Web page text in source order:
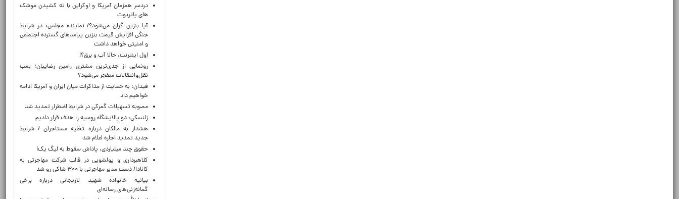
دردسر همزمان آمریکا و اوکراین با ته کشیدن موشک
های پاتریوت
آیا بنزین گران می‌شود؟/ نماینده مجلس: در شرایط
جنگی افزایش قیمت بنزین پیامدهای گسترده اجتماعی
و امنیتی خواهد داشت
اول اینترنت، حالا آب و برق؟!
رونمایی از جدی‌ترین مشتری رامین رضاییان؛ بمب
نقل‌وانتقالات منفجر می‌شود؟
فیدان: به حمایت از مذاکرات میان ایران و آمریکا ادامه
خواهیم داد
مصوبه تسهیلات گمرکی در شرایط اضطرار تمدید شد
زلنسکی: دو پالایشگاه روسیه را هدف قرار دادیم
هشدار به مالکان درباره تخلیه مستاجران / شرایط
جدید تمدید اجاره اعلام شد
حقوق چند میلیاردی، پاداش سقوط به لیگ یک!
کلاهبرداری و پولشویی در قالب شرکت مهاجرتی به
کانادا/ دست مدیر مهاجرتی با ۳۰۰ شاکی رو شد
بیانیه خانواده شهید لاریجانی درباره برخی
گمانه‌زنی‌های رسانه‌ای